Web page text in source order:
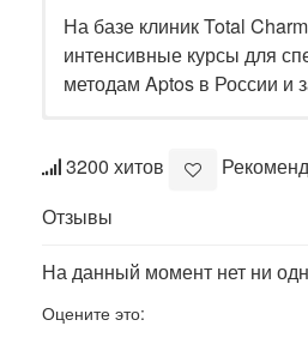
На базе клиник Total
интенсивные курсы для
методам Aptos в России и
3200 хитов
Отзывы
На данный момент нет ни
Оцените это: